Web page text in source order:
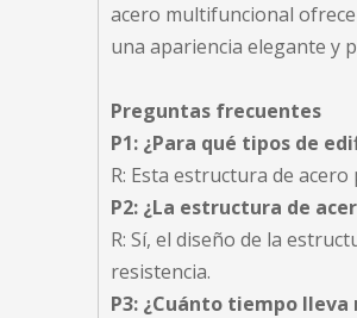
acero multifuncional
una apariencia elegante y
Preguntas frecuentes
P1: ¿Para qué tipos de
R: Esta estructura de
P2: ¿La estructura de
R: Sí, el diseño de la
resistencia.
P3: ¿Cuánto tiempo